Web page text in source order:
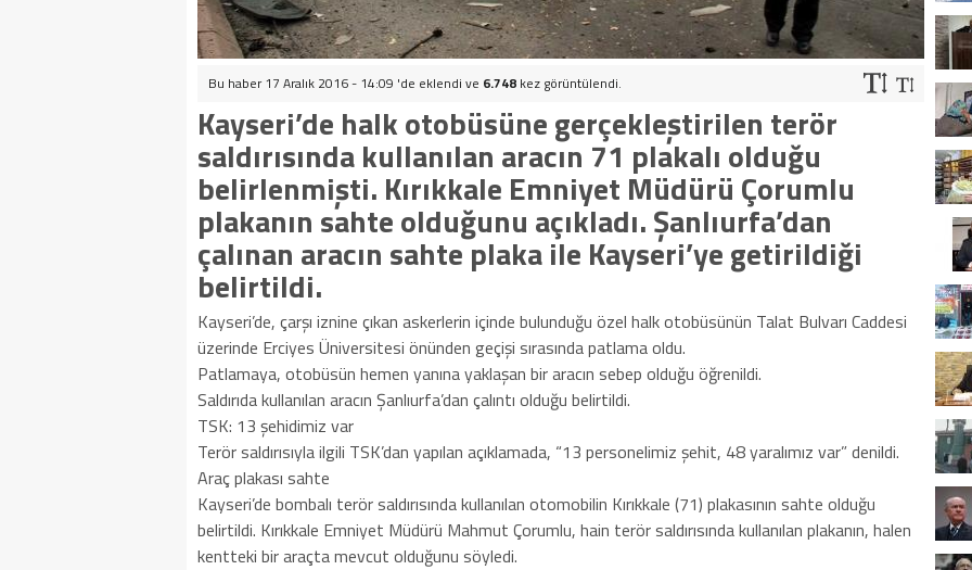
Bu haber 17 Aralık 2016 - 14:09 'de eklendi ve 6.748 kez görüntülendi.
Kayseri’de halk otobüsüne gerçekleştirilen terör
saldırısında kullanılan aracın 71 plakalı olduğu
belirlenmişti. Kırıkkale Emniyet Müdürü Çorumlu
plakanın sahte olduğunu açıkladı. Şanlıurfa’dan
çalınan aracın sahte plaka ile Kayseri’ye getirildiği
belirtildi.
Kayseri’de, çarşı iznine çıkan askerlerin içinde bulunduğu özel halk otobüsünün Talat Bulvarı Caddesi
üzerinde Erciyes Üniversitesi önünden geçişi sırasında patlama oldu.
Patlamaya, otobüsün hemen yanına yaklaşan bir aracın sebep olduğu öğrenildi.
Saldırıda kullanılan aracın Şanlıurfa’dan çalıntı olduğu belirtildi.
TSK: 13 şehidimiz var
Terör saldırısıyla ilgili TSK’dan yapılan açıklamada, “13 personelimiz şehit, 48 yaralımız var” denildi.
Araç plakası sahte
Kayseri’de bombalı terör saldırısında kullanılan otomobilin Kırıkkale (71) plakasının sahte olduğu
belirtildi. Kırıkkale Emniyet Müdürü Mahmut Çorumlu, hain terör saldırısında kullanılan plakanın, halen
kentteki bir araçta mevcut olduğunu söyledi.